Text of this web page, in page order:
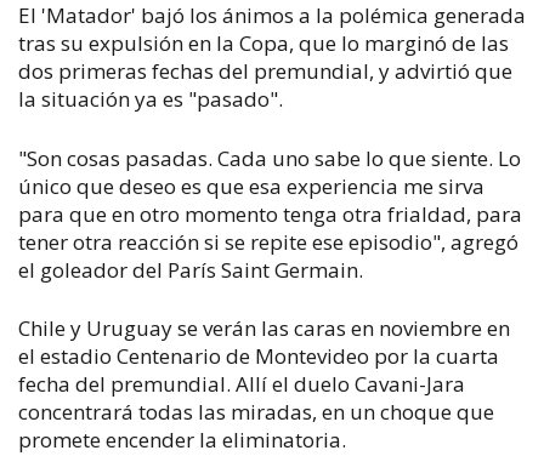
El 'Matador' bajó los ánimos a la polémica generada
tras su expulsión en la Copa, que lo marginó de las
dos primeras fechas del premundial, y advirtió que
la situación ya es "pasado".
"Son cosas pasadas. Cada uno sabe lo que siente. Lo
único que deseo es que esa experiencia me sirva
para que en otro momento tenga otra frialdad, para
tener otra reacción si se repite ese episodio", agregó
el goleador del París Saint Germain.
Chile y Uruguay se verán las caras en noviembre en
el estadio Centenario de Montevideo por la cuarta
fecha del premundial. Allí el duelo Cavani-Jara
concentrará todas las miradas, en un choque que
promete encender la eliminatoria.